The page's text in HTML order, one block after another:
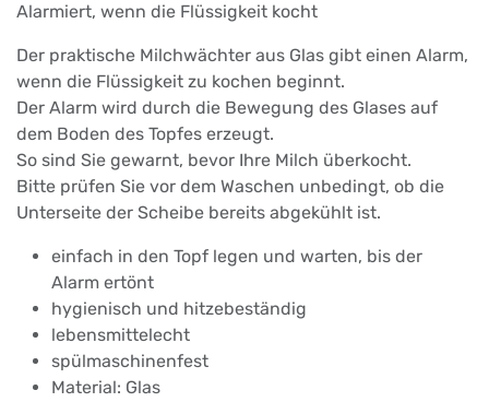
Alarmiert, wenn die Flüssigkeit kocht
Der praktische Milchwächter aus Glas gibt einen Alarm,
wenn die Flüssigkeit zu kochen beginnt.
Der Alarm wird durch die Bewegung des Glases auf
dem Boden des Topfes erzeugt.
So sind Sie gewarnt, bevor Ihre Milch überkocht.
Bitte prüfen Sie vor dem Waschen unbedingt, ob die
Unterseite der Scheibe bereits abgekühlt ist.
einfach in den Topf legen und warten, bis der
Alarm ertönt
hygienisch und hitzebeständig
lebensmittelecht
spülmaschinenfest
Material: Glas